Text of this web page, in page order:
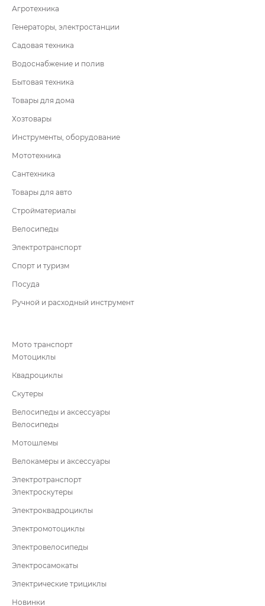
Агротехника
Генераторы, электростанции
Садовая техника
Водоснабжение и полив
Бытовая техника
Товары для дома
Хозтовары
Инструменты, оборудование
Мототехника
Сантехника
Товары для авто
Стройматериалы
Велосипеды
Электротранспорт
Спорт и туризм
Посуда
Ручной и расходный инструмент
Мото транспорт
Мотоциклы
Квадроциклы
Скутеры
Велосипеды и аксессуары
Велосипеды
Мотошлемы
Велокамеры и аксессуары
Электротранспорт
Электроскутеры
Электроквадроциклы
Электромотоциклы
Электровелосипеды
Электросамокаты
Электрические трициклы
Новинки